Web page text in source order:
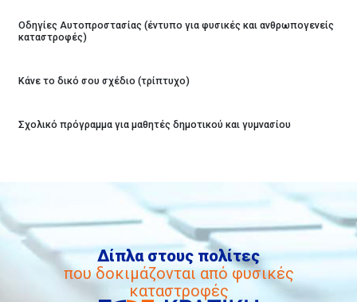
Οδηγίες Αυτοπροστασίας (έντυπο για φυσικές και ανθρωπογενείς
καταστροφές)
Κάνε το δικό σου σχέδιο (τρίπτυχο)
Σχολικό πρόγραμμα για μαθητές δημοτικού και γυμνασίου
Δίπλα στους πολίτες
που δοκιμάζονται από φυσικές
καταστροφές